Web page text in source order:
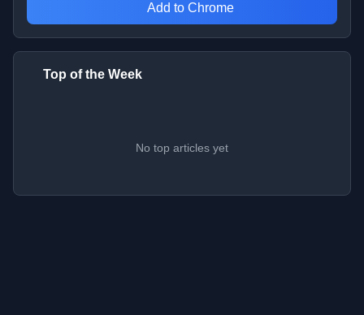
Add to Chrome
Top of the Week
No top articles yet